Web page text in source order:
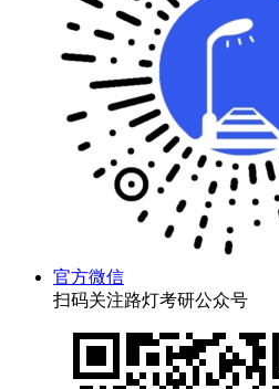
官方微信
扫码关注路灯考研公众号